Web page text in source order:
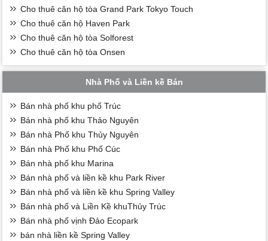
Cho thuê căn hộ tòa Grand Park Tokyo Touch
Cho thuê căn hộ Haven Park
Cho thuê căn hộ tòa Solforest
Cho thuê căn hộ tòa Onsen
Nhà Phố và Liền kề Bán
Bán nhà phố khu phố Trúc
Bán nhà phố khu Thảo Nguyên
Bán nhà Phố khu Thủy Nguyên
Bán nhà Phố khu Phố Cúc
Bán nhà phố khu Marina
Bán nhà phố và liền kề khu Park River
Bán nhà phố và liền kề khu Spring Valley
Bán nhà phố và Liền Kề khuThủy Trúc
Bán nhà phố vịnh Đảo Ecopark
bán nhà liền kề Spring Valley